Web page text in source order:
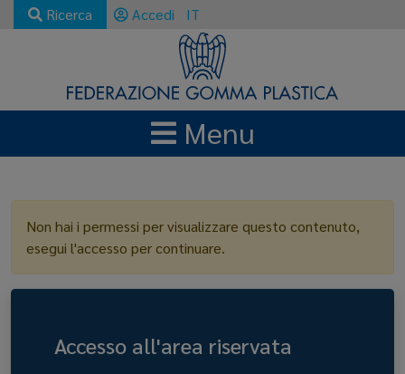
Ricerca Accedi IT
Menu
Non hai i permessi per visualizzare questo contenuto,
esegui l'accesso per continuare.
Accesso all'area riservata